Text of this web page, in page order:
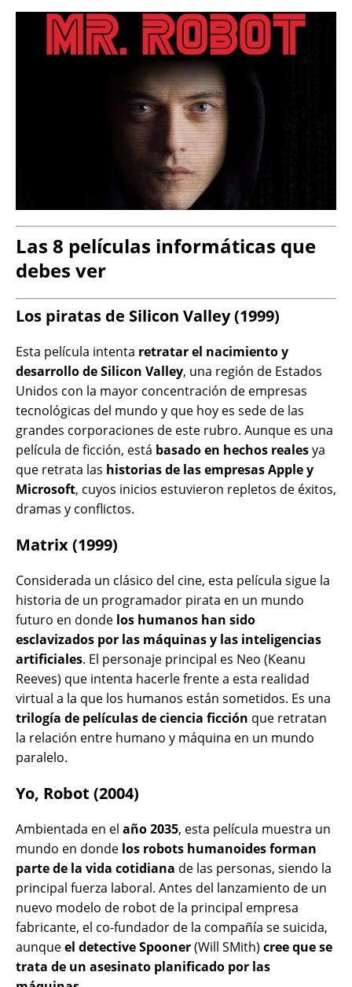
Las 8 películas informáticas que
debes ver
Los piratas de Silicon Valley (1999)
Esta película intenta retratar el nacimiento y
desarrollo de Silicon Valley, una región de Estados
Unidos con la mayor concentración de empresas
tecnológicas del mundo y que hoy es sede de las
grandes corporaciones de este rubro. Aunque es una
película de ficción, está basado en hechos realesya
que retrata las historias de las empresas Apple y
Microsoft, cuyos inicios estuvieron repletos de éxitos,
dramas y conflictos.
Matrix (1999)
Considerada un clásico del cine, esta película sigue la
historia de un programador pirata en un mundo
futuro en donde los humanos han sido
esclavizados por las máquinas y las inteligencias
artificiales. El personaje principal es Neo (Keanu
Reeves) que intenta hacerle frente a esta realidad
virtual a la que los humanos están sometidos. Es una
trilogía de películas de ciencia ficción que retratan
la relación entre humano y máquina en un mundo
paralelo.
Yo, Robot (2004)
Ambientada en el año 2035, esta película muestra un
mundo en donde los robots humanoides forman
parte de la vida cotidiana de las personas, siendo la
principal fuerza laboral. Antes del lanzamiento de un
nuevo modelo de robot de la principal empresa
fabricante, el co-fundador de la compañía se suicida,
aunqueel detective Spooner(Will SMith) cree que se
trata de un asesinato planificado por las